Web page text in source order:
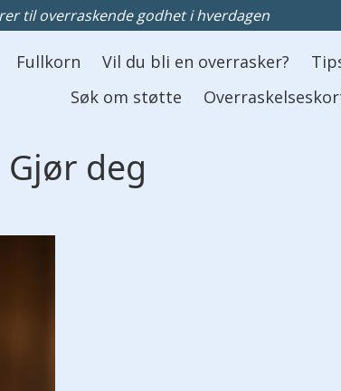
til overraskende godhet i hverdagen
Fullkorn Vil du bli en overrasker?
Søk om støtte
deg